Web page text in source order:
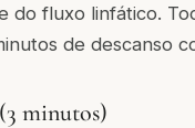
do fluxo linfático.
de descanso
minutos)